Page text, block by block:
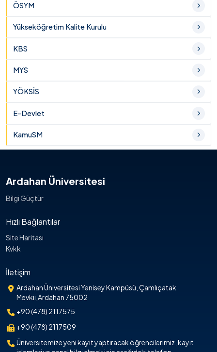
ÖSYM
Yükseköğretim Kalite Kurulu
KBS
MYS
YÖKSİS
E-Devlet
KamuSM
Ardahan Üniversitesi
Bilgi Güçtür
Hızlı Bağlantılar
Site Haritası
Kvkk
İletişim
Ardahan Üniversitesi Yenisey Kampüsü, Çamlıçatak
Mevkii,Ardahan 75002
+90 (478) 2117575
+90 (478) 2117509
Üniversitemize yeni kayıt yaptıracak öğrencilerimiz, kayıt